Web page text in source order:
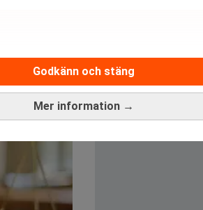
Mer information →
Godkänn och stäng